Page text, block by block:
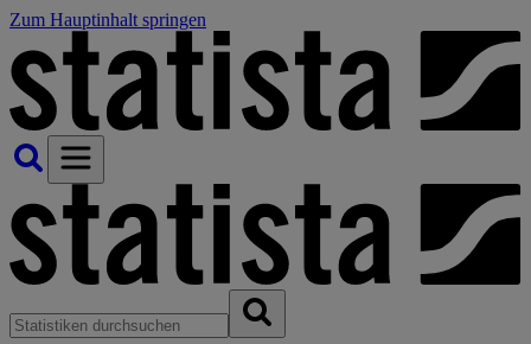
Zum Hauptinhalt springen